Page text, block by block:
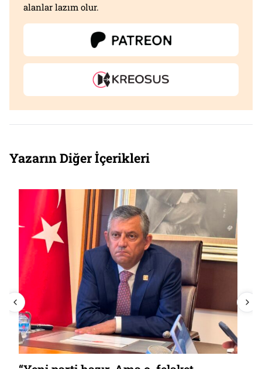
alanlar lazım olur.
Yazarın Diğer İçerikleri
KULİS | Bağımsız vekil Burak Dalgın’ın
yeni adresi netleşti: İyi Parti